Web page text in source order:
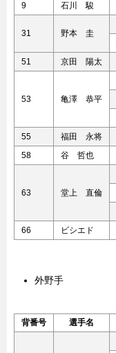
9
石川 駿
31 野本 圭
51
京田 陽太
53 亀澤 恭平
55
福田 永将
58
谷 哲也
63 堂上 直倫
66
ビシエド
外野手
背番号 選手名